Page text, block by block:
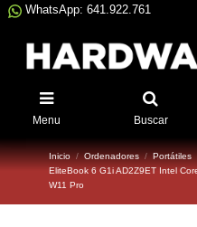
WhatsApp: 641.922.761
Menu Buscar
Inicio Ordenadores Portátiles
EliteBook 6 G1i AD2Z9ET Intel
W11 Pro